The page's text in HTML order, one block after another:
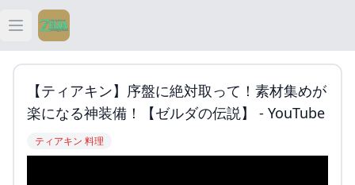
Open main menu
ティアキン
ティアキン 祠
【ティアキン】序盤に絶対取って！素材集めが
楽になる神装備！【ゼルダの伝説】 - YouTube
ティアキン 料理